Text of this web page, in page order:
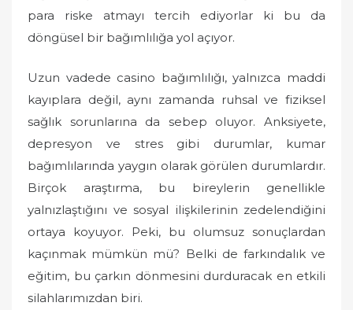
para riske atmayı tercih ediyorlar ki bu da
döngüsel bir bağımlılığa yol açıyor.
Uzun vadede casino bağımlılığı, yalnızca maddi
kayıplara değil, aynı zamanda ruhsal ve fiziksel
sağlık sorunlarına da sebep oluyor. Anksiyete,
depresyon ve stres gibi durumlar, kumar
bağımlılarında yaygın olarak görülen durumlardır.
Birçok araştırma, bu bireylerin genellikle
yalnızlaştığını ve sosyal ilişkilerinin zedelendiğini
ortaya koyuyor. Peki, bu olumsuz sonuçlardan
kaçınmak mümkün mü? Belki de farkındalık ve
eğitim, bu çarkın dönmesini durduracak en etkili
silahlarımızdan biri.